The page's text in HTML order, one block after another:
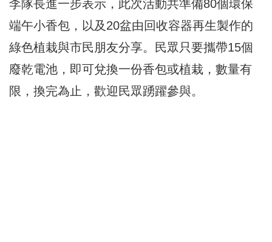
李隊長進一步表示，此次活動共準備80個環保
端午小香包，以及20盆由回收容器再生製作的
綠色植栽與市民朋友分享。民眾只要攜帶15個
廢乾電池，即可兌換一份香包或植栽，數量有
限，換完為止，歡迎民眾踴躍參與。